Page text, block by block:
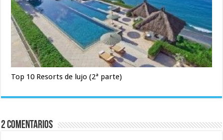
Top 10 Resorts de lujo (2ª parte)
2 Comentarios